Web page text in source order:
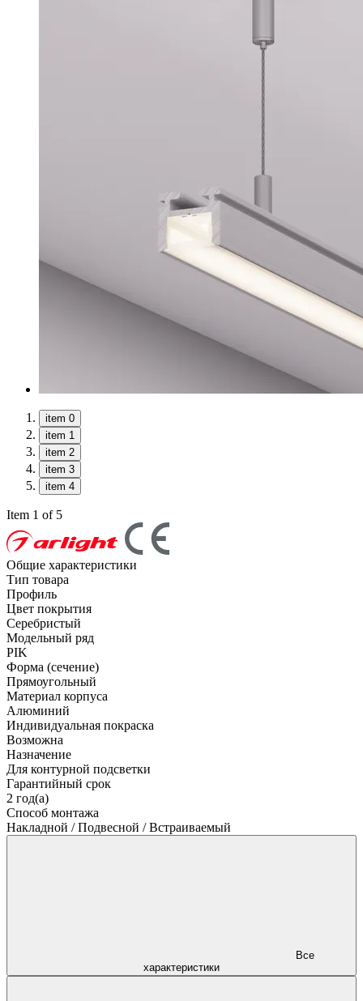
item 0
item 1
item 2
item 3
item 4
Item 1 of 5
Общие характеристики
Тип товара
Профиль
Цвет покрытия
Серебристый
Модельный ряд
PIK
Форма (сечение)
Прямоугольный
Материал корпуса
Алюминий
Индивидуальная покраска
Возможна
Назначение
Для контурной подсветки
Гарантийный срок
2 год(а)
Способ монтажа
Накладной / Подвесной / Встраиваемый
характеристики